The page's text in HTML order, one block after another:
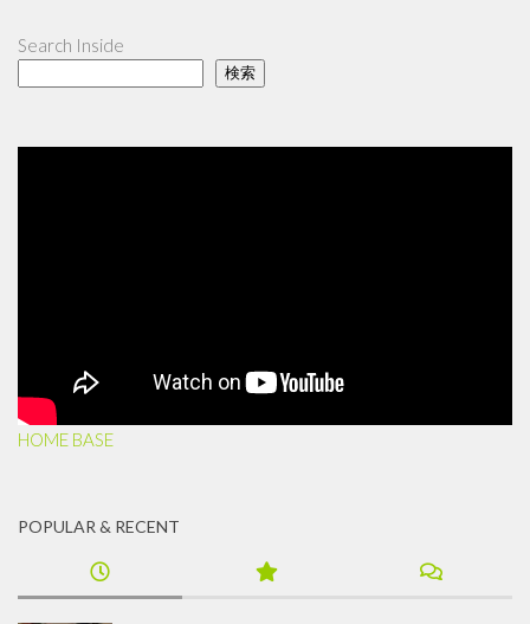
Search Inside
検索
HOME BASE
POPULAR & RECENT